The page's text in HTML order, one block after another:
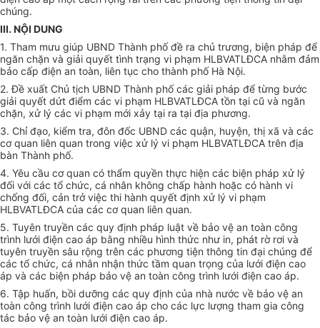
chúng.
III. NỘI DUNG
1. Tham mưu giúp UBND Thành phố đề ra chủ trương, biện pháp để
ngăn chặn và giải quyết tình trạng vi phạm HLBVATLĐCA nhằm đảm
bảo cấp điện an toàn, liên tục cho thành phố Hà Nội.
2. Đề xuất Chủ tịch UBND Thành phố các giải pháp để từng bước
giải quyết dứt điểm các vi phạm HLBVATLĐCA tồn tại cũ và ngăn
chặn, xử lý các vi phạm mới xảy tại ra tại địa phương.
3. Chỉ đạo, kiểm tra, đôn đốc UBND các quận, huyện, thị xã và các
cơ quan liên quan trong việc xử lý vi phạm HLBVATLĐCA trên địa
bàn Thành phố.
4. Yêu cầu cơ quan có thẩm quyền thực hiện các biện pháp xử lý
đối với các tổ chức, cá nhân không chấp hành hoặc có hành vi
chống đối, cản trở việc thi hành quyết định xử lý vi phạm
HLBVATLĐCA của các cơ quan liên quan.
5. Tuyên truyền các quy định pháp luật về bảo vệ an toàn công
trình lưới điện cao áp bằng nhiều hình thức như in, phát rờ rơi và
tuyên truyền sâu rộng trên các phương tiện thông tin đại chúng để
các tổ chức, cá nhân nhận thức tầm quan trọng của lưới điện cao
áp và các biện pháp bảo vệ an toàn công trình lưới điện cao áp.
6. Tập huấn, bồi dưỡng các quy định của nhà nước về bảo vệ an
toàn công trình lưới điện cao áp cho các lực lượng tham gia công
tác bảo vệ an toàn lưới điện cao áp.